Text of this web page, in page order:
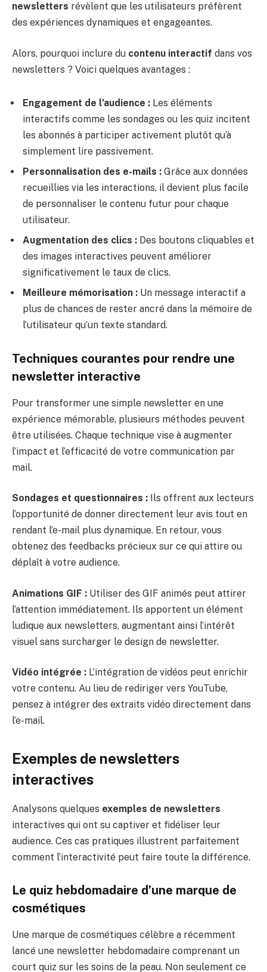
newsletters révèlent que les utilisateurs préfèrent
des expériences dynamiques et engageantes.
Alors, pourquoi inclure du contenu interactif dans vos
newsletters ? Voici quelques avantages :
Engagement de l’audience : Les éléments
interactifs comme les sondages ou les quiz incitent
les abonnés à participer activement plutôt qu’à
simplement lire passivement.
Personnalisation des e-mails : Grâce aux données
recueillies via les interactions, il devient plus facile
de personnaliser le contenu futur pour chaque
utilisateur.
Augmentation des clics : Des boutons cliquables et
des images interactives peuvent améliorer
significativement le taux de clics.
Meilleure mémorisation : Un message interactif a
plus de chances de rester ancré dans la mémoire de
l’utilisateur qu’un texte standard.
Techniques courantes pour rendre une
newsletter interactive
Pour transformer une simple newsletter en une
expérience mémorable, plusieurs méthodes peuvent
être utilisées. Chaque technique vise à augmenter
l’impact et l’efficacité de votre communication par
mail.
Sondages et questionnaires : Ils offrent aux lecteurs
l’opportunité de donner directement leur avis tout en
rendant l’e-mail plus dynamique. En retour, vous
obtenez des feedbacks précieux sur ce qui attire ou
déplaît à votre audience.
Animations GIF : Utiliser des GIF animés peut attirer
l’attention immédiatement. Ils apportent un élément
ludique aux newsletters, augmentant ainsi l’intérêt
visuel sans surcharger le design de newsletter.
Vidéo intégrée : L’intégration de vidéos peut enrichir
votre contenu. Au lieu de rediriger vers YouTube,
pensez à intégrer des extraits vidéo directement dans
l’e-mail.
Exemples de newsletters
interactives
Analysons quelques exemples de newsletters
interactives qui ont su captiver et fidéliser leur
audience. Ces cas pratiques illustrent parfaitement
comment l’interactivité peut faire toute la différence.
Le quiz hebdomadaire d’une marque de
cosmétiques
Une marque de cosmétiques célèbre a récemment
lancé une newsletter hebdomadaire comprenant un
court quiz sur les soins de la peau. Non seulement ce